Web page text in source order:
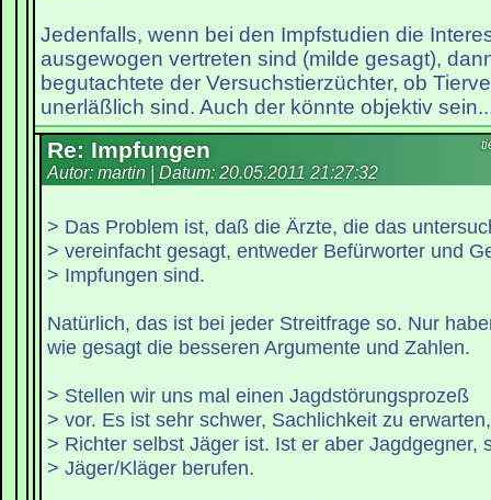
Jedenfalls, wenn bei den Impfstudien die
ausgewogen vertreten sind (milde gesagt),
begutachtete der Versuchstierzüchter, ob
unerläßlich sind. Auch der könnte objektiv
Re: Impfungen
Autor: martin | Datum: 20.05.2011 21:27:32
> Das Problem ist, daß die Ärzte, die das
> vereinfacht gesagt, entweder Befürworter und
> Impfungen sind.
Natürlich, das ist bei jeder Streitfrage so. Nur
wie gesagt die besseren Argumente und Zahlen.
> Stellen wir uns mal einen Jagdstörungsprozeß
> vor. Es ist sehr schwer, Sachlichkeit zu
> Richter selbst Jäger ist. Ist er aber Jagdgegner,
> Jäger/Kläger berufen.